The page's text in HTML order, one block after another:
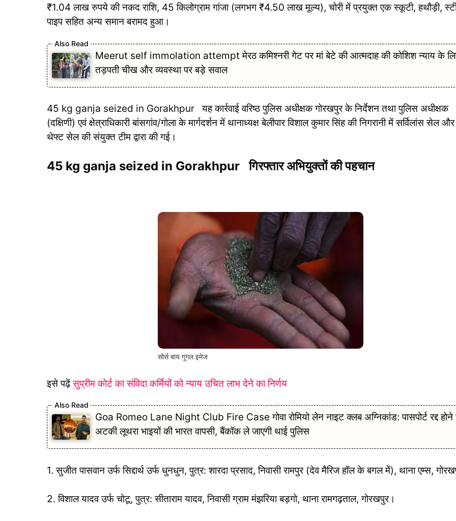
₹1.04 लाख रुपये की नकद राशि, 45 किलोग्राम गांजा (लगभग ₹4.50 लाख मूल्य), चोरी में प्रयुक्त एक स्कूटी, हथौड़ी,
पाइप सहित अन्य समान बरामद हुआ।
Meerut self immolation attempt मेरठ कमिश्नरी गेट पर मां बेटे की आत्मदाह की कोशिश न्याय के
तड़पती चीख और व्यवस्था पर बड़े सवाल
45 kg ganja seized in Gorakhpur यह कार्रवाई वरिष्ठ पुलिस अधीक्षक गोरखपुर के निर्देशन तथा पुलिस अधीक्षक
(दक्षिणी) एवं क्षेत्राधिकारी बांसगांव/गोला के मार्गदर्शन में थानाध्यक्ष बेलीपार विशाल कुमार सिंह की निगरानी में सर्विलांस सेल
थेफ्ट सेल की संयुक्त टीम द्वारा की गई।
45 kg ganja seized in Gorakhpur गिरफ्तार अभियुक्तों की पहचान
सोर्स बाय गूगल इमेज
इसे पढ़ेंसुप्रीम कोर्ट का संविदा कर्मियों को न्याय उचित लाभ देने का निर्णय
Goa Romeo Lane Night Club Fire Case गोवा रोमियो लेन नाइट क्लब अग्निकांड: पासपोर्ट रद्द
अटकी लूथरा भाइयों की भारत वापसी, बैंकॉक ले जाएगी थाई पुलिस
1. सुजीत पासवान उर्फ सिद्दार्थ उर्फ धुनधुन, पुत्र: शारदा प्रसाद, निवासी रामपुर (देव मैरिज हॉल के बगल में), थाना एम्स,
2. विशाल यादव उर्फ चोटू, पुत्र: सीताराम यादव, निवासी ग्राम मंझरिया बड़गो, थाना रामगढ़ताल, गोरखपुर।